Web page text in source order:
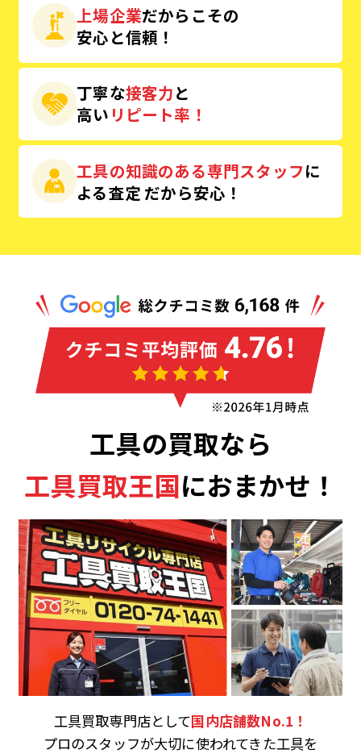
上場企業だからこその
安心と信頼！
丁寧な接客力と
高い リピート率！
工具の知識のある専門スタッフに
よる査定 だから安心！
工具の買取なら
工具買取王国におまかせ！
工具買取専門店として国内店舗数No.1！
プロのスタッフが大切に使われてきた工具を